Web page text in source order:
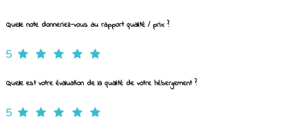
Quelle note donneriez-vous au rapport qualité / prix ?
5
Quelle est votre évaluation de la qualité de votre hébergement ?
5